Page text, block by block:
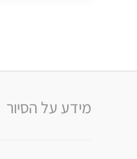
מידע על הסיור